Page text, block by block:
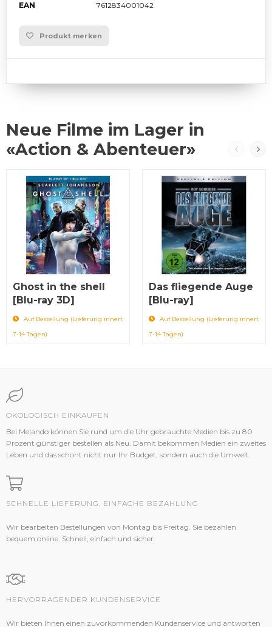
EAN
7612834001042
Produkt merken
Neue Filme im Lager in
«Action & Abenteuer»
Ghost in the shell
[Blu-ray 3D]
Auf Bestellung (Lieferung innert
7-14 Tagen)
Das fliegende Auge
[Blu-ray]
Auf Bestellung (Lieferung innert
7-14 Tagen)
ÖKOLOGISCH EINKAUFEN
Bei Melando können Sie rund um die Uhr gebrauchte Medien bis zu 80
Prozent günstiger bestellen als Neu. Damit bekommen Medien ein zweites
Leben und das schont nicht nur Ihr Budget, sondern auch die Umwelt.
SCHNELLE LIEFERUNG, EINFACHE BEZAHLUNG
Wir bearbeiten Bestellungen von Montag bis Freitag. Sie bezahlen
bequem online. Schnell, einfach und sicher.
HERVORRAGENDER KUNDENSERVICE
Wir bieten Ihnen einen zuvorkommenden Kundenservice und antworten